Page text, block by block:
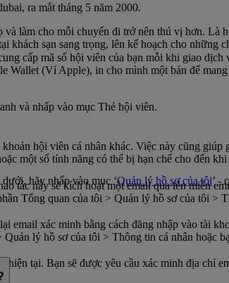
ra mắt tháng 5 năm 2000.
làm cho mỗi chuyến đi trở nên thú vị hơn. Là
khách sạn sang trọng, lên kế hoạch cho những
cấp mã số hội viên của bạn mỗi khi giao
Wallet (Ví Apple), in cho mình một bản để
và nhấp vào mục Thẻ hội viên.
hãy nhấp vào mục ‘Quản lý hồ sơ của tôi’ -
hội viên cá nhân khác. Việc này cũng
một số tính năng có thể bị hạn chế cho đến
tác này sẽ kích hoạt một email qua tên miền
Tổng quan của tôi > Quản lý hồ sơ của tôi >
xác minh bằng cách đăng nhập vào tài
lý hồ sơ của tôi > Thông tin cá nhân hoặc
hiện tại. Bạn sẽ được yêu cầu xác minh địa chỉ